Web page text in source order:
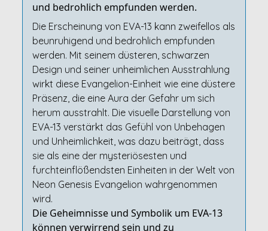
und bedrohlich empfunden werden.
Die Erscheinung von EVA-13 kann zweifellos als
beunruhigend und bedrohlich empfunden
werden. Mit seinem düsteren, schwarzen
Design und seiner unheimlichen Ausstrahlung
wirkt diese Evangelion-Einheit wie eine düstere
Präsenz, die eine Aura der Gefahr um sich
herum ausstrahlt. Die visuelle Darstellung von
EVA-13 verstärkt das Gefühl von Unbehagen
und Unheimlichkeit, was dazu beiträgt, dass
sie als eine der mysteriösesten und
furchteinflößendsten Einheiten in der Welt von
Neon Genesis Evangelion wahrgenommen
wird.
Die Geheimnisse und Symbolik um EVA-13
können verwirrend sein und zu